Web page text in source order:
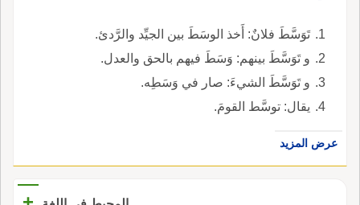
تَوَسَّطَ فلانٌ: أَخذ الوسَطَ بين الجيِّد والرَّدئ.
و تَوَسَّطَ بينهم: وَسَطَ فيهم بالحق والعدل.
و تَوَسَّطَ الشيءَ: صار في وَسَطِه.
يقال: توسَّط القومَ.
عرض المزيد